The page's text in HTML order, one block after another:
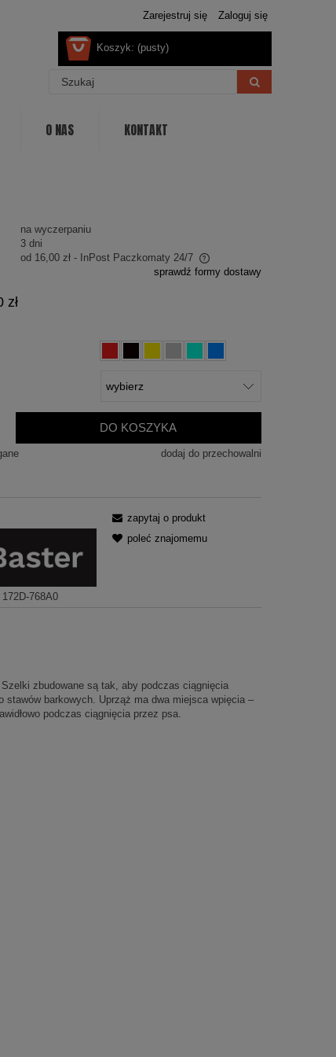
Zarejestruj się Zaloguj się
Koszyk: (pusty)
O NAS KONTAKT
na wyczerpaniu
3 dni
od 16,00 zł - InPost Paczkomaty 24/7
sprawdź formy dostawy
zł
DO KOSZYKA
dodaj do przechowalni
172D-768A0
zapytaj o produkt
poleć znajomemu
zbudowane są tak, aby podczas ciągnięcia
barkowych. Uprząż ma dwa miejsca wpięcia –
podczas ciągnięcia przez psa.